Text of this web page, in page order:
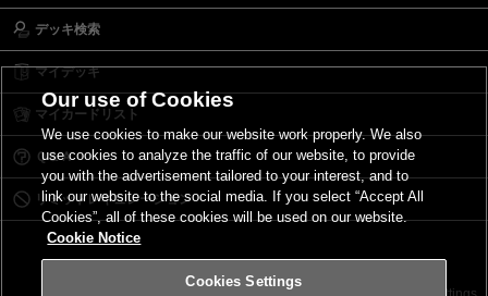
デッキ検索
マイデッキ
マイカードリスト
Ｑ＆Ａ
リミットレギュレーション
Our use of Cookies
We use cookies to make our website work properly. We also
use cookies to analyze the traffic of our website, to provide
you with the advertisement tailored to your interest, and to
link our website to the social media. If you select “Accept All
Cookies”, all of these cookies will be used on our website.
Cookie Notice
Cookies Settings